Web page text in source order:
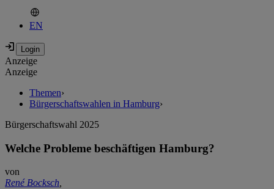
EN
Anzeige
Anzeige
Themen›
Bürgerschaftswahlen in Hamburg›
Bürgerschaftswahl 2025
Welche Probleme beschäftigen Hamburg?
von
René Bocksch,